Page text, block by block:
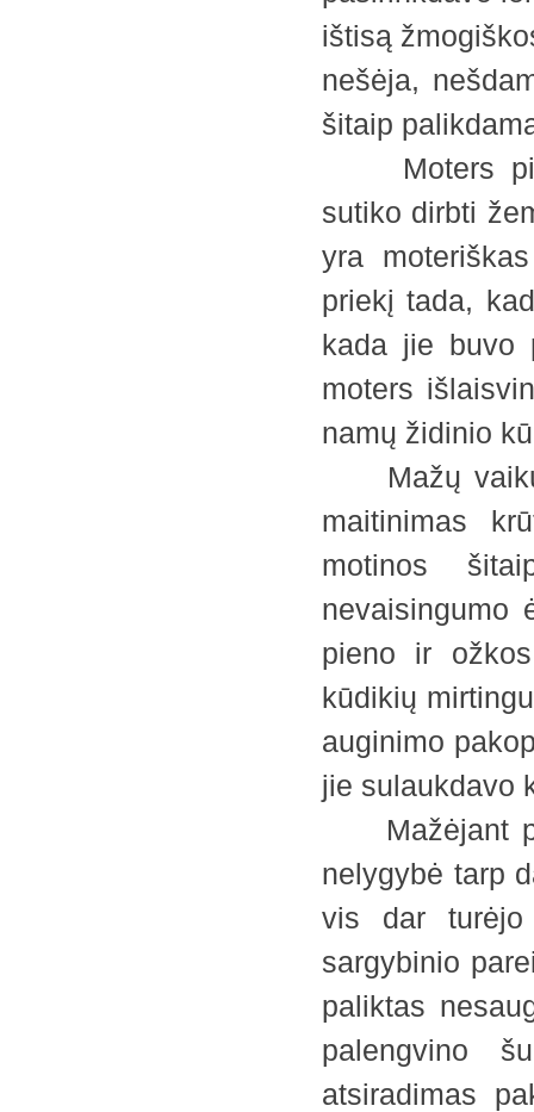
ištisą
nešėja,
šitaip
Moters
sutiko dirbti
yra
priekį tada,
kada jie buvo
moters
namų židinio
Mažų vaikų
maitinimas
motinos
nevaisingumo
pieno ir
kūdikių
auginimo
jie sulaukdavo
Mažėjant
nelygybė tarp
vis dar
sargybinio
paliktas
palengvino
atsiradimas